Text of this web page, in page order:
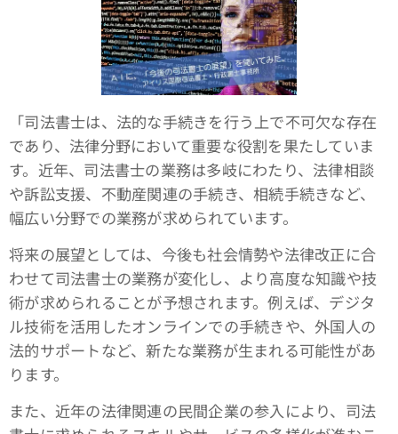
「司法書士は、法的な手続きを行う上で不可欠な存在
であり、法律分野において重要な役割を果たしていま
す。近年、司法書士の業務は多岐にわたり、法律相談
や訴訟支援、不動産関連の手続き、相続手続きなど、
幅広い分野での業務が求められています。
将来の展望としては、今後も社会情勢や法律改正に合
わせて司法書士の業務が変化し、より高度な知識や技
術が求められることが予想されます。例えば、デジタ
ル技術を活用したオンラインでの手続きや、外国人の
法的サポートなど、新たな業務が生まれる可能性があ
ります。
また、近年の法律関連の民間企業の参入により、司法